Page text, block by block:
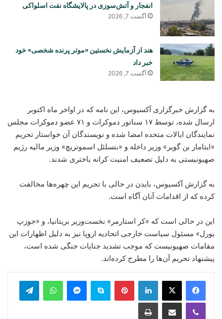
انفجار و آتش‌سوزی در پالایشگاه نفت اسلواکی
آگست 7, 2026
هند از آزمایش نخستین «موتر پرنده شخصی» خود
خبر داد
آگست 7, 2026
به گزارش خبرگزاری آکسیوس، این نامه که در اواخر ماه اکتوبر
ارسال شده، توسط ۱۷ سناتور دموکرات و ۷۱ عضو دموکرات مجلس
نمایندگان ایالات متحده امضا شده و نویسندگان آن خواستار تحریم
«ایتامار بن گویر» وزیر داخله و «بتسلئل اسموتریچ» وزیر مالیه رژیم
صهیونیستی به دلیل تضعیف امنیت کرانه باختری شدند.
به گزارش آکسیوس، بایدن در حالی با تحریم این چهره‌ها مخالفت
کرده که از اقدامات آنان آگاه است.
این در حالی است که «کر استارمر» نخست‌وزیر بریتانیا، و «جوزپ
بورل» مسئول سیاست خارجی اتحادیه اروپا نیز به دلیل اظهارات این
مقامات صهیونیست که موجب تشدید جنایات جنگی شده است،
پیشنهاد تحریم آن‌ها را مطرح کرده‌اند.
LinkedIn
Pinterest
Skype
Messenger
WhatsApp
Viber
Share via Email
Print